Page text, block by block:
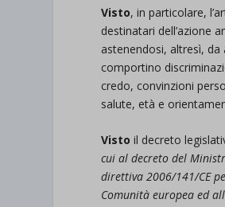
Visto, in particolare,
destinatari dell’azione
astenendosi, altresì,
comportino
credo, convinzioni
salute, età e
Vistoil decreto
cui al decreto del
direttiva 2006/141/CE
Comunità europea ed